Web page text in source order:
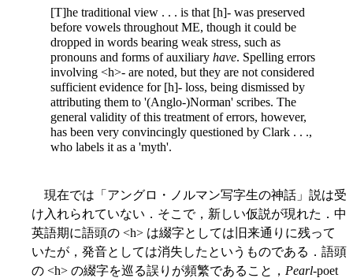
[T]he traditional view . . . is that [h]- was preserved
before vowels throughout ME, though it could be
dropped in words bearing weak stress, such as
pronouns and forms of auxiliary have. Spelling errors
involving <h>- are noted, but they are not considered
sufficient evidence for [h]- loss, being dismissed by
attributing them to '(Anglo-)Norman' scribes. The
general validity of this treatment of errors, however,
has been very convincingly questioned by Clark . . .,
who labels it as a 'myth'.
現在では「アングロ・ノルマン写字生の神話」説は受
け入れられていない．そこで，新しい仮説が現れた．中
英語期に語頭の <h> は綴字としては旧来通りに残って
いたが，発音としては消失したというものである．語頭
の <h> の綴字を巡る誤りが頻繁であること， Pearl-poet